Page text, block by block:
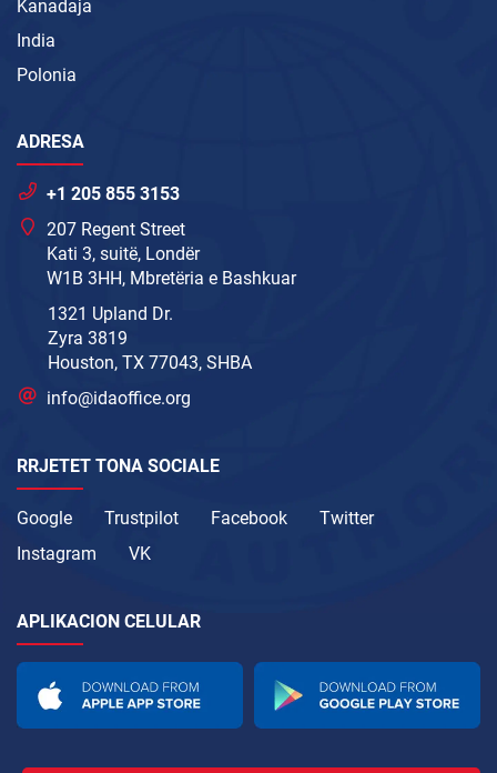
Kanadaja
India
Polonia
ADRESA
+1 205 855 3153
207 Regent Street
Kati 3, suitë, Londër
W1B 3HH, Mbretëria e Bashkuar
1321 Upland Dr.
Zyra 3819
Houston, TX 77043, SHBA
info@idaoffice.org
RRJETET TONA SOCIALE
Google Trustpilot Facebook
Twitter
Instagram
VK
APLIKACION CELULAR